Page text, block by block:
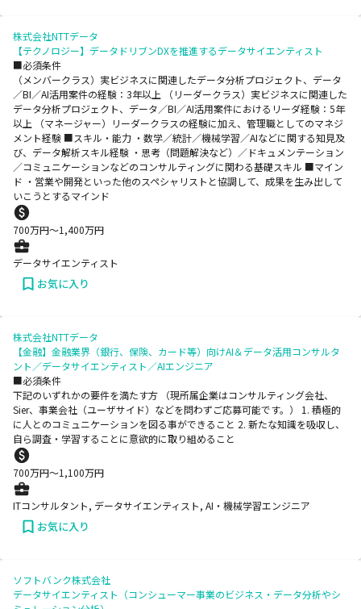
株式会社NTTデータ
【テクノロジー】データドリブンDXを推進するデータサイエンティスト
■必須条件
（メンバークラス）実ビジネスに関連したデータ分析プロジェクト、データ
／BI／AI活用案件の経験：3年以上 （リーダークラス）実ビジネスに関連した
データ分析プロジェクト、データ／BI／AI活用案件におけるリーダ経験：5年
以上 （マネージャー）リーダークラスの経験に加え、管理職としてのマネジ
メント経験 ■スキル・能力 ・数学／統計／機械学習／AIなどに関する知見及
び、データ解析スキル経験 ・思考（問題解決など）／ドキュメンテーション
／コミュニケーションなどのコンサルティングに関わる基礎スキル ■マイン
ド ・営業や開発といった他のスペシャリストと協調して、成果を生み出して
いこうとするマインド
700万円〜1,400万円
データサイエンティスト
お気に入り
株式会社NTTデータ
【金融】金融業界（銀行、保険、カード等）向けAI＆データ活用コンサルタ
ント／データサイエンティスト／AIエンジニア
■必須条件
下記のいずれかの要件を満たす方 （現所属企業はコンサルティング会社、
Sier、事業会社（ユーザサイド）などを問わずご応募可能です。） 1. 積極的
に人とのコミュニケーションを図る事ができること 2. 新たな知識を吸収し、
自ら調査・学習することに意欲的に取り組めること
700万円〜1,100万円
ITコンサルタント, データサイエンティスト, AI・機械学習エンジニア
お気に入り
ソフトバンク株式会社
データサイエンティスト（コンシューマー事業のビジネス・データ分析やシ